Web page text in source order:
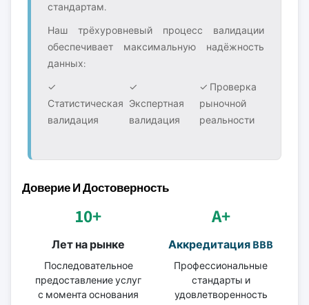
стандартам.
Наш трёхуровневый процесс валидации
обеспечивает максимальную надёжность
данных:
✓
Статистическая
валидация
✓
Экспертная
валидация
✓ Проверка
рыночной
реальности
Доверие И Достоверность
10+
Лет на рынке
Последовательное
предоставление услуг
с момента основания
A+
Аккредитация BBB
Профессиональные
стандарты и
удовлетворенность